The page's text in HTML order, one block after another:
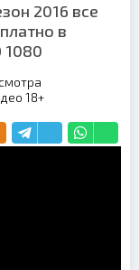
2016 все
в
1080
18+